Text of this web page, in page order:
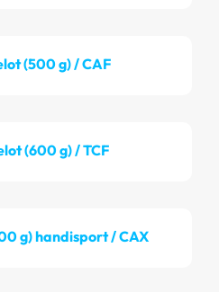
(500 g) / CAF
(600 g) / TCF
g) handisport / CAX